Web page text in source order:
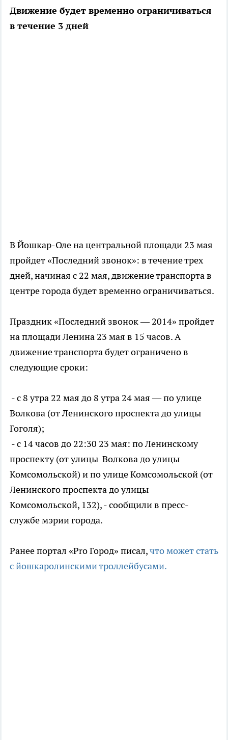
Движение будет временно ограничиваться
в течение 3 дней
В Йошкар-Оле на центральной площади 23 мая
пройдет «Последний звонок»: в течение трех
дней, начиная с 22 мая, движение транспорта в
центре города будет временно ограничиваться.
Праздник «Последний звонок — 2014» пройдет
на площади Ленина 23 мая в 15 часов. А
движение транспорта будет ограничено в
следующие сроки:
- с 8 утра 22 мая до 8 утра 24 мая — по улице
Волкова (от Ленинского проспекта до улицы
Гоголя);
- с 14 часов до 22:30 23 мая: по Ленинскому
проспекту (от улицы Волкова до улицы
Комсомольской) и по улице Комсомольской (от
Ленинского проспекта до улицы
Комсомольской, 132), - сообщили в пресс-
службе мэрии города.
Ранее портал «Pro Город» писал,что может стать
с йошкаролинскими троллейбусами.